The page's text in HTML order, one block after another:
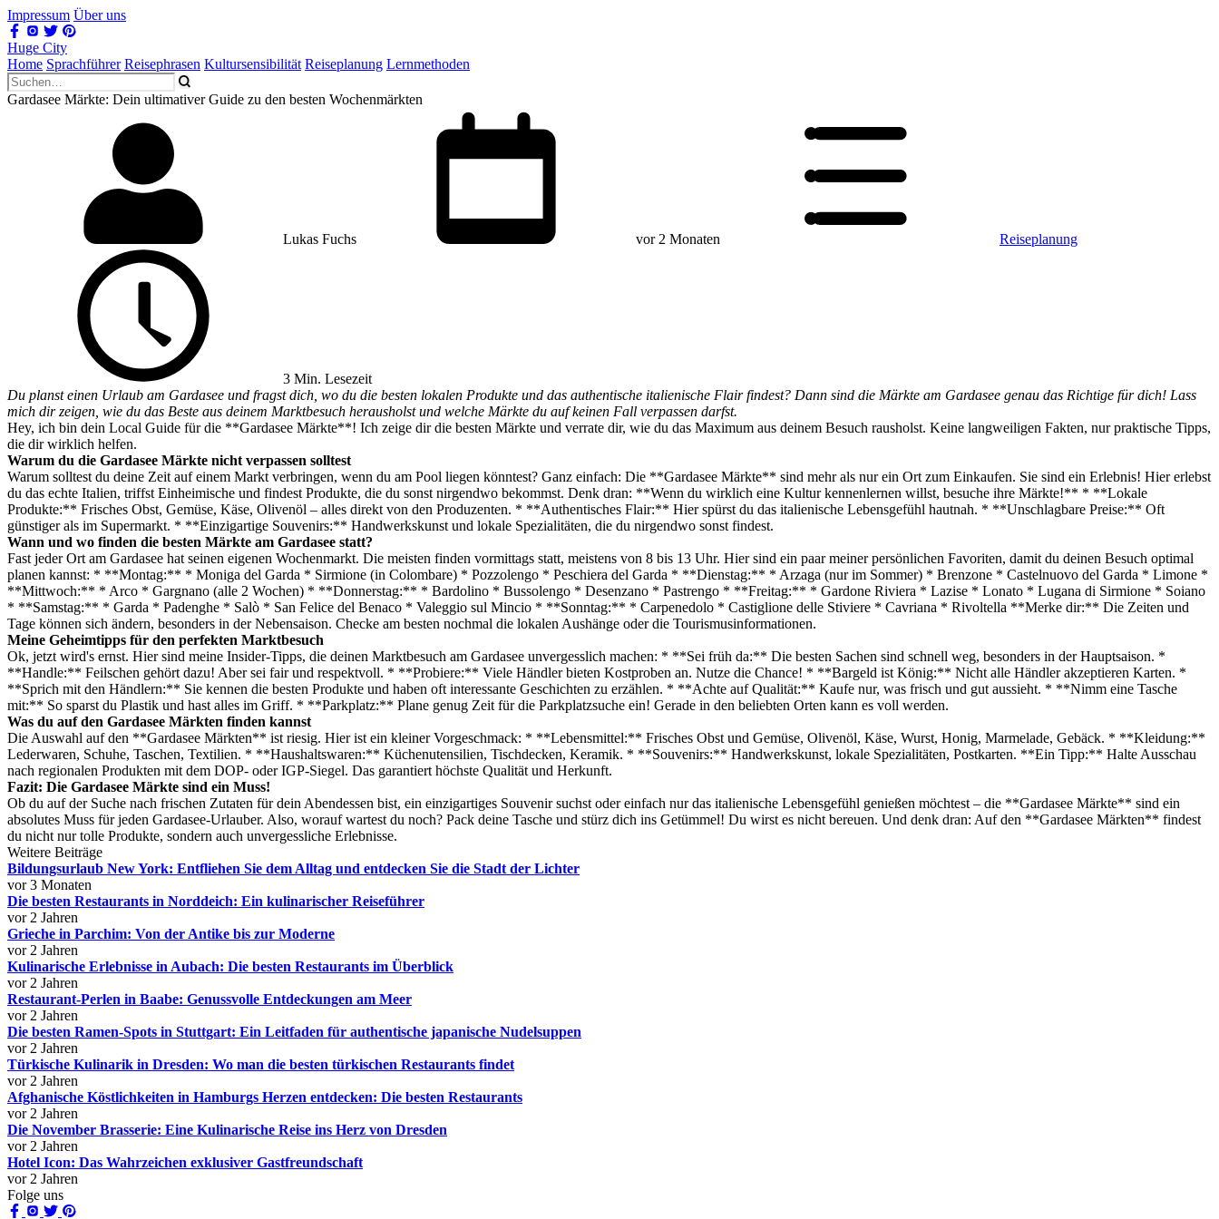
Impressum Über uns
Huge City
Home Sprachführer Reisephrasen Kultursensibilität Reiseplanung Lernmethoden
Gardasee Märkte: Dein ultimativer Guide zu den besten Wochenmärkten
Lukas Fuchs vor 2 Monaten Reiseplanung
3 Min. Lesezeit
Du planst einen Urlaub am Gardasee und fragst dich, wo du die besten lokalen Produkte und das authentische italienische Flair findest? Dann sind die Märkte am Gardasee genau das Richtige für dich! Lass
mich dir zeigen, wie du das Beste aus deinem Marktbesuch herausholst und welche Märkte du auf keinen Fall verpassen darfst.
Hey, ich bin dein Local Guide für die **Gardasee Märkte**! Ich zeige dir die besten Märkte und verrate dir, wie du das Maximum aus deinem Besuch rausholst. Keine langweiligen Fakten, nur praktische Tipps,
die dir wirklich helfen.
Warum du die Gardasee Märkte nicht verpassen solltest
Warum solltest du deine Zeit auf einem Markt verbringen, wenn du am Pool liegen könntest? Ganz einfach: Die **Gardasee Märkte** sind mehr als nur ein Ort zum Einkaufen. Sie sind ein Erlebnis! Hier erlebst
du das echte Italien, triffst Einheimische und findest Produkte, die du sonst nirgendwo bekommst. Denk dran: **Wenn du wirklich eine Kultur kennenlernen willst, besuche ihre Märkte!** * **Lokale
Produkte:** Frisches Obst, Gemüse, Käse, Olivenöl – alles direkt von den Produzenten. * **Authentisches Flair:** Hier spürst du das italienische Lebensgefühl hautnah. * **Unschlagbare Preise:** Oft
günstiger als im Supermarkt. * **Einzigartige Souvenirs:** Handwerkskunst und lokale Spezialitäten, die du nirgendwo sonst findest.
Wann und wo finden die besten Märkte am Gardasee statt?
Fast jeder Ort am Gardasee hat seinen eigenen Wochenmarkt. Die meisten finden vormittags statt, meistens von 8 bis 13 Uhr. Hier sind ein paar meiner persönlichen Favoriten, damit du deinen Besuch optimal
planen kannst: * **Montag:** * Moniga del Garda * Sirmione (in Colombare) * Pozzolengo * Peschiera del Garda * **Dienstag:** * Arzaga (nur im Sommer) * Brenzone * Castelnuovo del Garda * Limone *
**Mittwoch:** * Arco * Gargnano (alle 2 Wochen) * **Donnerstag:** * Bardolino * Bussolengo * Desenzano * Pastrengo * **Freitag:** * Gardone Riviera * Lazise * Lonato * Lugana di Sirmione * Soiano
* **Samstag:** * Garda * Padenghe * Salò * San Felice del Benaco * Valeggio sul Mincio * **Sonntag:** * Carpenedolo * Castiglione delle Stiviere * Cavriana * Rivoltella **Merke dir:** Die Zeiten und
Tage können sich ändern, besonders in der Nebensaison. Checke am besten nochmal die lokalen Aushänge oder die Tourismusinformationen.
Meine Geheimtipps für den perfekten Marktbesuch
Ok, jetzt wird's ernst. Hier sind meine Insider-Tipps, die deinen Marktbesuch am Gardasee unvergesslich machen: * **Sei früh da:** Die besten Sachen sind schnell weg, besonders in der Hauptsaison. *
**Handle:** Feilschen gehört dazu! Aber sei fair und respektvoll. * **Probiere:** Viele Händler bieten Kostproben an. Nutze die Chance! * **Bargeld ist König:** Nicht alle Händler akzeptieren Karten. *
**Sprich mit den Händlern:** Sie kennen die besten Produkte und haben oft interessante Geschichten zu erzählen. * **Achte auf Qualität:** Kaufe nur, was frisch und gut aussieht. * **Nimm eine Tasche
mit:** So sparst du Plastik und hast alles im Griff. * **Parkplatz:** Plane genug Zeit für die Parkplatzsuche ein! Gerade in den beliebten Orten kann es voll werden.
Was du auf den Gardasee Märkten finden kannst
Die Auswahl auf den **Gardasee Märkten** ist riesig. Hier ist ein kleiner Vorgeschmack: * **Lebensmittel:** Frisches Obst und Gemüse, Olivenöl, Käse, Wurst, Honig, Marmelade, Gebäck. * **Kleidung:**
Lederwaren, Schuhe, Taschen, Textilien. * **Haushaltswaren:** Küchenutensilien, Tischdecken, Keramik. * **Souvenirs:** Handwerkskunst, lokale Spezialitäten, Postkarten. **Ein Tipp:** Halte Ausschau
nach regionalen Produkten mit dem DOP- oder IGP-Siegel. Das garantiert höchste Qualität und Herkunft.
Fazit: Die Gardasee Märkte sind ein Muss!
Ob du auf der Suche nach frischen Zutaten für dein Abendessen bist, ein einzigartiges Souvenir suchst oder einfach nur das italienische Lebensgefühl genießen möchtest – die **Gardasee Märkte** sind ein
absolutes Muss für jeden Gardasee-Urlauber. Also, worauf wartest du noch? Pack deine Tasche und stürz dich ins Getümmel! Du wirst es nicht bereuen. Und denk dran: Auf den **Gardasee Märkten** findest
du nicht nur tolle Produkte, sondern auch unvergessliche Erlebnisse.
Weitere Beiträge
Bildungsurlaub New York: Entfliehen Sie dem Alltag und entdecken Sie die Stadt der Lichter
vor 3 Monaten
Die besten Restaurants in Norddeich: Ein kulinarischer Reiseführer
vor 2 Jahren
Grieche in Parchim: Von der Antike bis zur Moderne
vor 2 Jahren
Kulinarische Erlebnisse in Aubach: Die besten Restaurants im Überblick
vor 2 Jahren
Restaurant-Perlen in Baabe: Genussvolle Entdeckungen am Meer
vor 2 Jahren
Die besten Ramen-Spots in Stuttgart: Ein Leitfaden für authentische japanische Nudelsuppen
vor 2 Jahren
Türkische Kulinarik in Dresden: Wo man die besten türkischen Restaurants findet
vor 2 Jahren
Afghanische Köstlichkeiten in Hamburgs Herzen entdecken: Die besten Restaurants
vor 2 Jahren
Die November Brasserie: Eine Kulinarische Reise ins Herz von Dresden
vor 2 Jahren
Hotel Icon: Das Wahrzeichen exklusiver Gastfreundschaft
vor 2 Jahren
Folge uns